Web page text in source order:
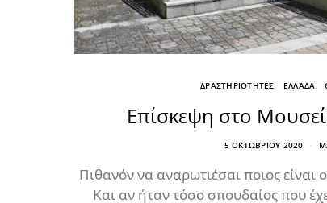
ΔΡΑΣΤΗΡΙΟΤΗΤΕΣ ΕΛΛΑΔΑ
Επίσκεψη στο
5 ΟΚΤΩΒΡΊΟΥ 2020
Πιθανόν να αναρωτιέσαι ποιος
Και αν ήταν τόσο σπουδαίος που